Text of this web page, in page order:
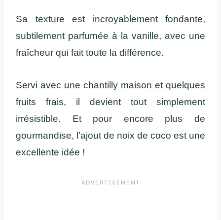
Sa texture est incroyablement fondante,
subtilement parfumée à la vanille, avec une
fraîcheur qui fait toute la différence.
Servi avec une chantilly maison et quelques
fruits frais, il devient tout simplement
irrésistible. Et pour encore plus de
gourmandise, l’ajout de noix de coco est une
excellente idée !